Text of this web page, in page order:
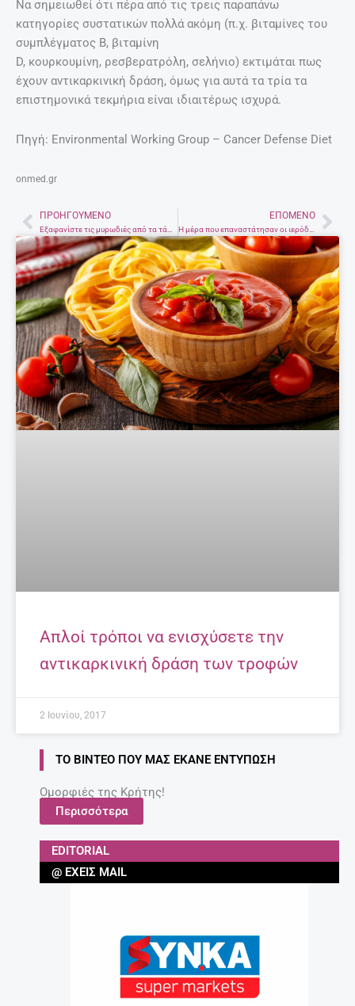
Να σημειωθεί ότι πέρα από τις τρεις παραπάνω
κατηγορίες συστατικών πολλά ακόμη (π.χ. βιταμίνες του
συμπλέγματος Β, βιταμίνη
D, κουρκουμίνη, ρεσβερατρόλη, σελήνιο) εκτιμάται πως
έχουν αντικαρκινική δράση, όμως για αυτά τα τρία τα
επιστημονικά τεκμήρια είναι ιδιαιτέρως ισχυρά.
Πηγή: Environmental Working Group – Cancer Defense Diet
onmed.gr
Prev
ΠΡΟΗΓΟΎΜΕΝΟ ΕΠΌΜΕΝΟ
H μέρα που επαναστάτησαν οι ιερόδουλες – Κατέλαβαν εκκλησία και διεκδίκησαν δουλειά και ζωή
Απλοί τρόποι να ενισχύσετε την
αντικαρκινική δράση των τροφών
2 Ιουνίου, 2017
ΤΟ ΒΊΝΤΕΟ ΠΟΥ ΜΑΣ ΈΚΑΝΕ ΕΝΤΎΠΩΣΗ
Ομορφιές της Κρήτης!
Περισσότερα
EDITORIAL
@ ΈΧΕΙΣ MAIL